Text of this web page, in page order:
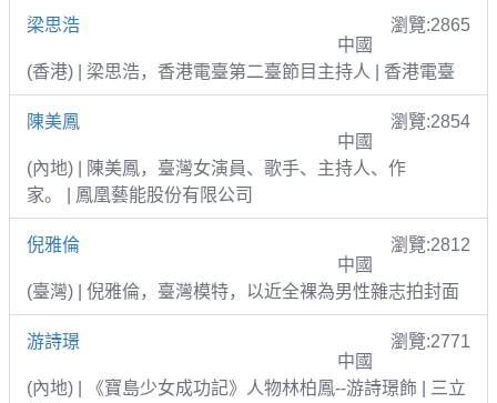
梁思浩
瀏覽:2865
中國
(香港) | 梁思浩，香港電臺第二臺節目主持人 | 香港電臺
陳美鳳
瀏覽:2854
中國
(內地) | 陳美鳳，臺灣女演員、歌手、主持人、作
家。 | 鳳凰藝能股份有限公司
倪雅倫
瀏覽:2812
中國
(臺灣) | 倪雅倫，臺灣模特，以近全裸為男性雜志拍封面
游詩璟
瀏覽:2771
中國
(內地) | 《寶島少女成功記》人物林柏鳳--游詩璟飾 | 三立